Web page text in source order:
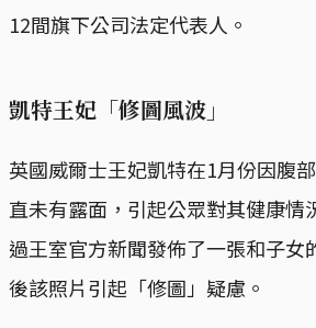
12間旗下公司法定代表人。
凱特王妃「修圖風波」
英國威爾士王妃凱特在1月份因腹
直未有露面，引起公眾對其健康情
過王室官方新聞發佈了一張和子女
後該照片引起「修圖」疑慮。